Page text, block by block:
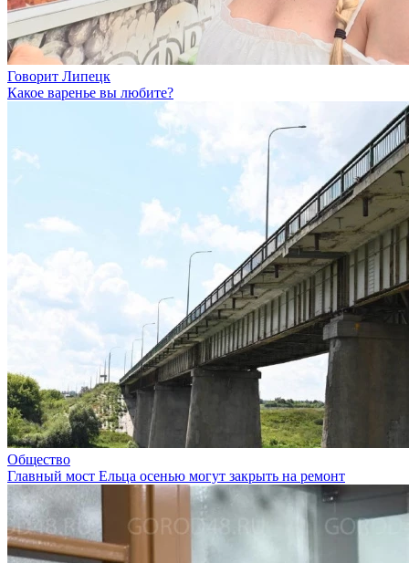
Говорит Липецк
Какое варенье вы любите?
Общество
Главный мост Ельца осенью могут закрыть на ремонт